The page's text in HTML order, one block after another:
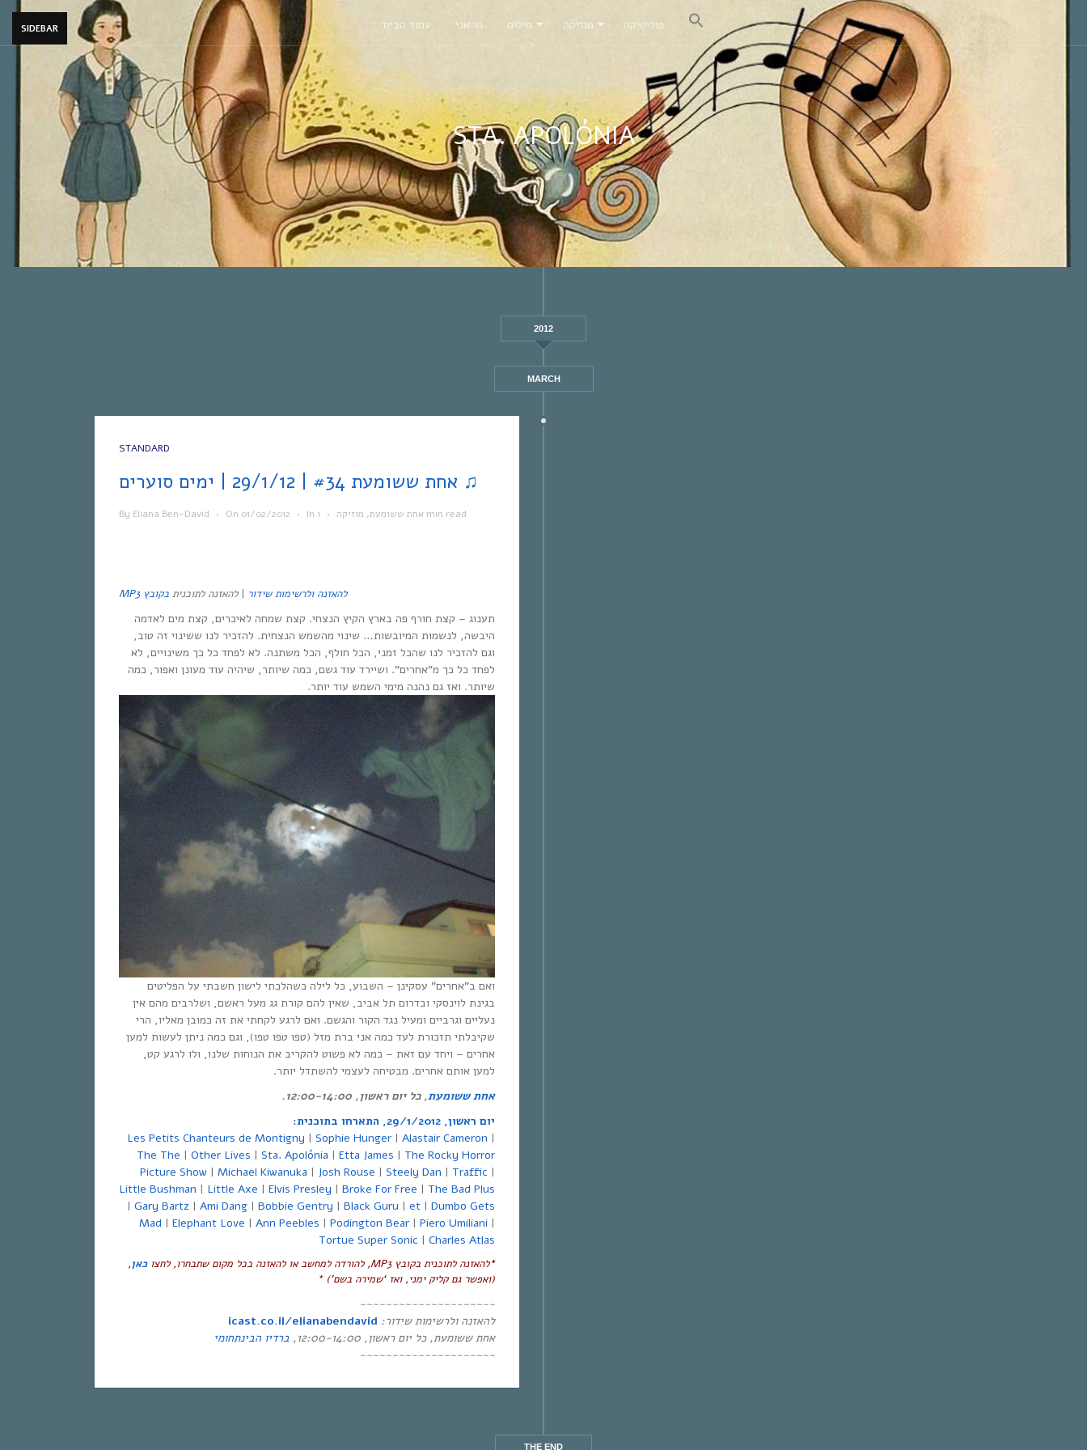
SIDEBAR עמוד הבית מי אני מילים מוזיקה פוליטיקה
STA. APOLÓNIA
2012
MARCH
STANDARD
אחת ששומעת #34 | 29/1/12 | ימים סוערים ♫
By Eliana Ben-David • On 01/02/2012 • In אחת ששומעת, מוזיקה • 1 min read
להאזנה ולרשימות שידור |להאזנה לתוכנית בקובץMP3
תענוג – קצת חורף פה בארץ הקיץ הנצחי. קצת שמחה לאיכרים, קצת מים לאדמה
היבשה, לנשמות המיובשות… שינוי מהשמש הנצחית. להזכיר לנו ששינוי זה טוב,
וגם להזכיר לנו שהכל זמני, הכל חולף, הכל משתנה. לא לפחד כל כך משינויים, לא
לפחד כל כך מ”אחרים”. ושיירד עוד גשם, כמה שיותר, שיהיה עוד מעונן ואפור, כמה
שיותר. ואז גם נהנה מימי השמש עוד יותר.
ואם ב”אחרים” עסקינן – השבוע, כל לילה כשהלכתי לישון חשבתי על הפליטים
בגינת לוינסקי ובדרום תל אביב, שאין להם קורת גג מעל ראשם, ושלרבים מהם אין
נעליים וגרביים ומעיל נגד הקור והגשם. ואם לרגע לקחתי את זה כמובן מאליו, הרי
שקיבלתי תזכורת לעד כמה אני ברת מזל (טפו טפו טפו), וגם כמה ניתן לעשות למען
אחרים – ויחד עם זאת – כמה לא פשוט להקריב את הנוחות שלנו, ולו לרגע קט,
למען אותם אחרים. מבטיחה לעצמי להשתדל יותר.
אחת ששומעת, כל יום ראשון, 12:00-14:00.
יום ראשון, 29/1/2012, התארחו בתוכנית:
Les Petits Chanteurs de Montigny | Sophie Hunger | Alastair Cameron |
The The | Other Lives | Sta. Apolónia | Etta James | The Rocky Horror
Picture Show | Michael Kiwanuka | Josh Rouse | Steely Dan | Traffic |
Little Bushman | Little Axe | Elvis Presley | Broke For Free | The Bad Plus
| Gary Bartz | Ami Dang | Bobbie Gentry | Black Guru | et | Dumbo Gets
Mad | Elephant Love | Ann Peebles | Podington Bear | Piero Umiliani |
Tortue Super Sonic | Charles Atlas
*להאזנה לתוכנית בקובץMP3, להורדה למחשב או להאזנה בכל מקום שתבחרו, לחצוכאן,
(ואפשר גם קליק ימני, ואז ‘שמירה בשם’) *
~~~~~~~~~~~~~~~~~~~~~
להאזנה ולרשימות שידור: icast.co.il/elianabendavid
אחת ששומעת, כל יום ראשון, 12:00-14:00,
ברדיו הבינתחומי
~~~~~~~~~~~~~~~~~~~~~
THE END